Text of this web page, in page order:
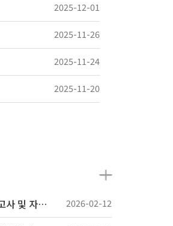
2025-12-01
2025-11-26
2025-11-24
2025-11-20
[필독] 2026학년도 1학기 산업공학과 논문제출 예비고사 및 자격시험 시행 계획 공고 2026-02-12